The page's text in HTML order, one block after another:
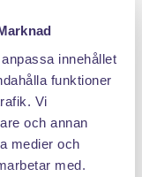
innehållet
funktioner
Vi
och annan
medier och
med.
PANTIT